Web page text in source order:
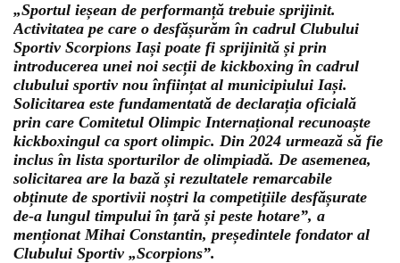
„Sportul ieșean de performanță trebuie sprijinit.
Activitatea pe care o desfășurăm în cadrul Clubului
Sportiv Scorpions Iași poate fi sprijinită și prin
introducerea unei noi secții de kickboxing în cadrul
clubului sportiv nou înființat al municipiului Iași.
Solicitarea este fundamentată de declarația oficială
prin care Comitetul Olimpic Internațional recunoaște
kickboxingul ca sport olimpic. Din 2024 urmează să fie
inclus în lista sporturilor de olimpiadă. De asemenea,
solicitarea are la bază și rezultatele remarcabile
obținute de sportivii noștri la competițiile desfășurate
de-a lungul timpului în țară și peste hotare”, a
menționat Mihai Constantin, președintele fondator al
Clubului Sportiv „Scorpions”.